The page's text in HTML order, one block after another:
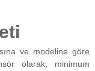
ve modeline göre
olarak, minimum